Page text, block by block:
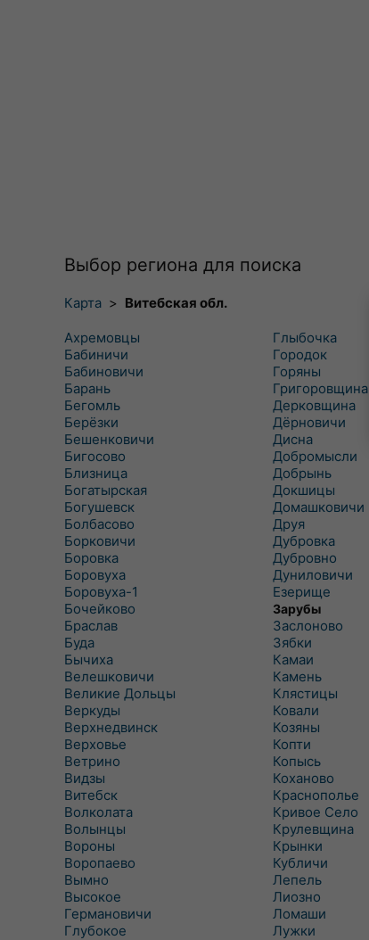
Выбор региона для поиска
Карта > Витебская обл.
Ахремовцы
Бабиничи
Бабиновичи
Барань
Бегомль
Берёзки
Бешенковичи
Бигосово
Близница
Богатырская
Богушевск
Болбасово
Борковичи
Боровка
Боровуха
Боровуха-1
Бочейково
Браслав
Буда
Бычиха
Велешковичи
Великие Дольцы
Веркуды
Верхнедвинск
Верховье
Ветрино
Видзы
Витебск
Волколата
Волынцы
Вороны
Воропаево
Вымно
Высокое
Германовичи
Глубокое
Глыбочка
Городок
Горяны
Григоровщина
Дерковщина
Дёрновичи
Дисна
Добромысли
Добрынь
Докшицы
Домашковичи
Друя
Дубровка
Дубровно
Дуниловичи
Езерище
Зарубы
Заслоново
Зябки
Камаи
Камень
Клястицы
Ковали
Козяны
Копти
Копысь
Коханово
Краснополье
Кривое Село
Крулевщина
Крынки
Кубличи
Лепель
Лиозно
Ломаши
Лужки